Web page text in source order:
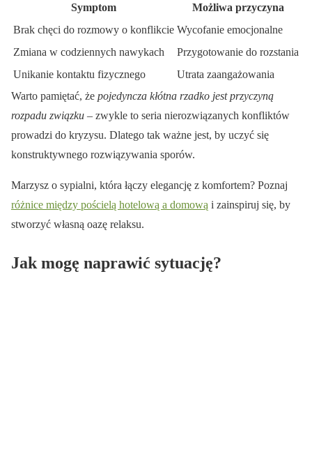
Symptom
Możliwa przyczyna
Brak chęci do rozmowy o konflikcie Wycofanie emocjonalne
Zmiana w codziennych nawykach
Przygotowanie do rozstania
Unikanie kontaktu fizycznego
Utrata zaangażowania
Warto pamiętać, że pojedyncza kłótna rzadko jest przyczyną
rozpadu związku – zwykle to seria nierozwiązanych konfliktów
prowadzi do kryzysu. Dlatego tak ważne jest, by uczyć się
konstruktywnego rozwiązywania sporów.
Marzysz o sypialni, która łączy elegancję z komfortem? Poznaj
różnice między pościelą hotelową a domową i zainspiruj się, by
stworzyć własną oazę relaksu.
Jak mogę naprawić sytuację?